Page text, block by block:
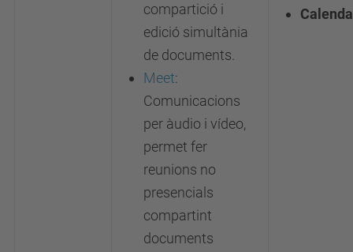
compartició i
edició simultània
de documents.
Meet:
Comunicacions
per àudio i vídeo,
permet fer
reunions no
presencials
compartint
documents